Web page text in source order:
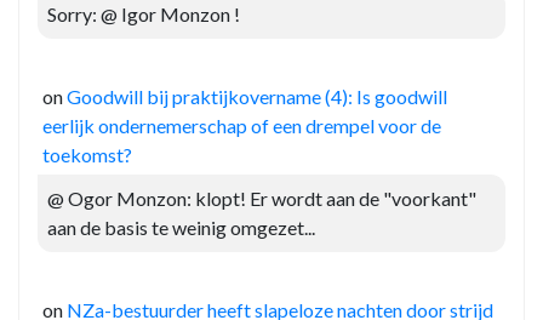
Sorry: @ Igor Monzon !
onGoodwill bij praktijkovername (4): Is goodwill
eerlijk ondernemerschap of een drempel voor de
toekomst?
@ Ogor Monzon: klopt! Er wordt aan de "voorkant"
aan de basis te weinig omgezet...
on NZa-bestuurder heeft slapeloze nachten door strijd